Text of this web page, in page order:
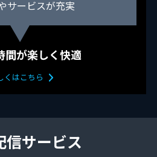
サービスが充実
間が楽しく快適
くはこちら
信サービス